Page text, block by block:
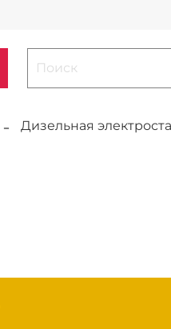
Дизельная